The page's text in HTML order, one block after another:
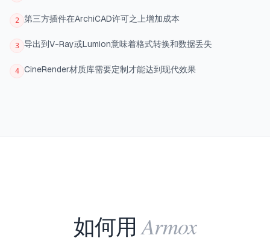
2 第三方插件在ArchiCAD许可之上增加成本
3 导出到V-Ray或Lumion意味着格式转换和数据丢失
4 CineRender材质库需要定制才能达到现代效果
如何用 Armox